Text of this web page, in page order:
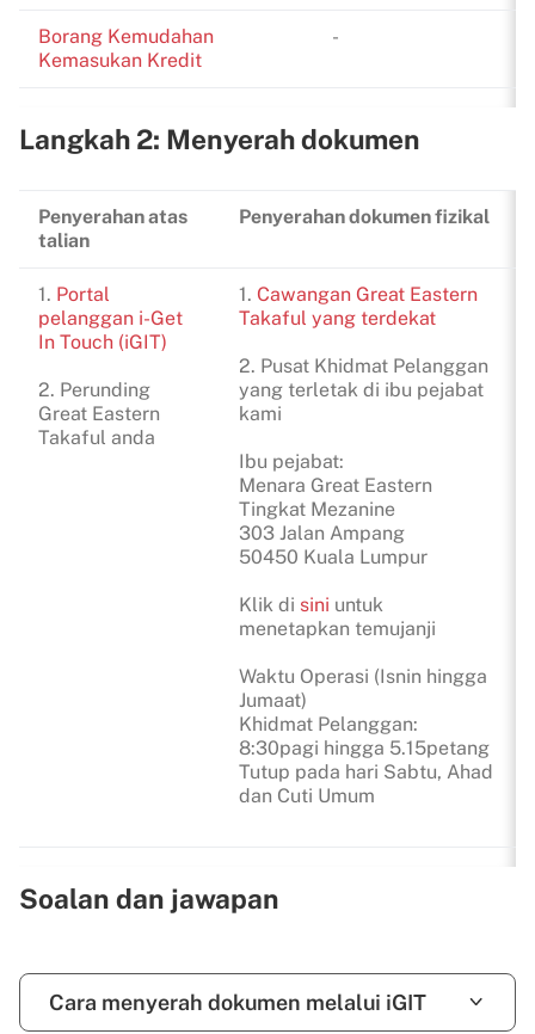
Borang Kemudahan
Kemasukan Kredit
-
Langkah 2: Menyerah dokumen
Penyerahan atas
talian
Penyerahan dokumen fizikal
1. Portal
pelanggan i-Get
In Touch (iGIT)
2. Perunding
Great Eastern
Takaful anda
1. Cawangan Great Eastern
Takaful yang terdekat
2. Pusat Khidmat Pelanggan
yang terletak di ibu pejabat
kami
Ibu pejabat:
Menara Great Eastern
Tingkat Mezanine
303 Jalan Ampang
50450 Kuala Lumpur
Klik di sini untuk
menetapkan temujanji
Waktu Operasi (Isnin hingga
Jumaat)
Khidmat Pelanggan:
8:30pagi hingga 5.15petang
Tutup pada hari Sabtu, Ahad
dan Cuti Umum
Soalan dan jawapan
Cara menyerah dokumen melalui iGIT